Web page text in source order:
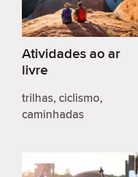
Atividades ao ar
livre
trilhas, ciclismo,
caminhadas